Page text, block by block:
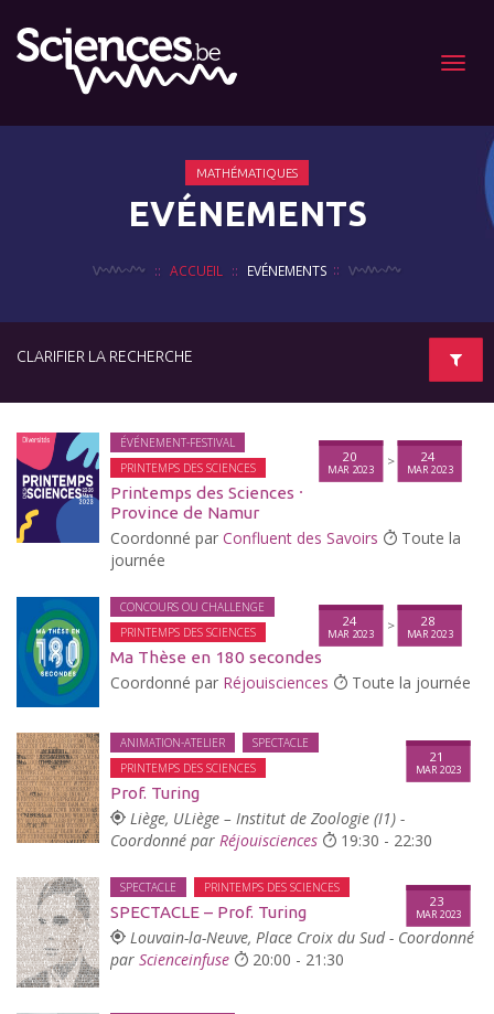
Menu
MATHÉMATIQUES
EVÉNEMENTS
ACCUEIL EVÉNEMENTS
CLARIFIER LA RECHERCHE
ÉVÉNEMENT-FESTIVAL
PRINTEMPS DES SCIENCES
Printemps des Sciences ⸱
Province de Namur
20
MAR 2023
> 24
MAR 2023
Coordonné par Confluent des Savoirs
Toute la
journée
CONCOURS OU CHALLENGE
PRINTEMPS DES SCIENCES
Ma Thèse en 180 secondes
24
MAR 2023
> 28
MAR 2023
Coordonné par Réjouisciences Toute la journée
ANIMATION-ATELIER
SPECTACLE
PRINTEMPS DES SCIENCES
Prof. Turing
21
MAR 2023
Liège, ULiège – Institut de Zoologie (I1) -
Coordonné par Réjouisciences 19:30 - 22:30
SPECTACLE PRINTEMPS DES SCIENCES
SPECTACLE – Prof. Turing
23
MAR 2023
Louvain-la-Neuve, Place Croix du Sud - Coordonné
par Scienceinfuse 20:00 - 21:30